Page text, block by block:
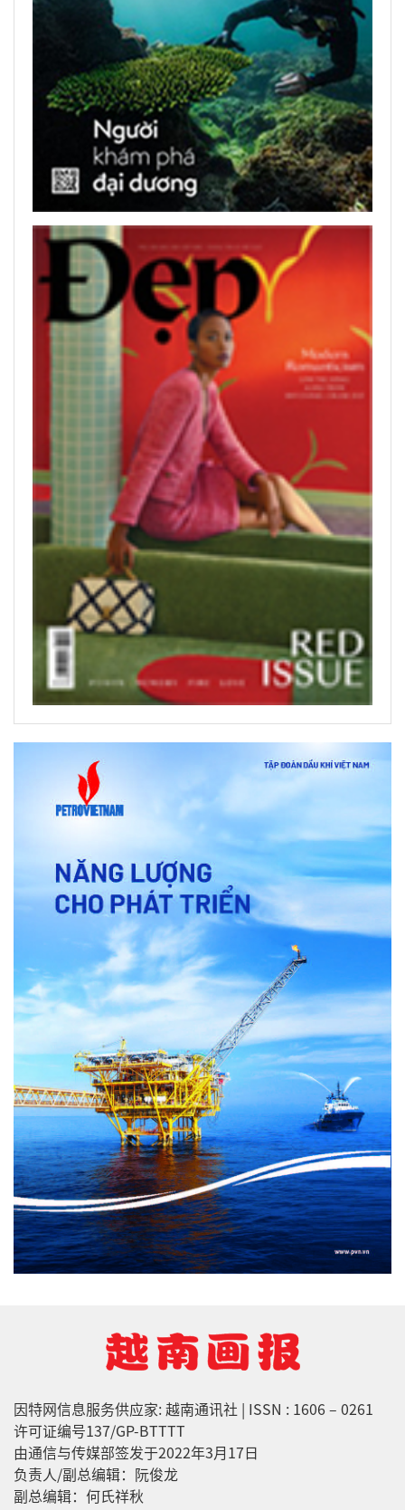
因特网信息服务供应家: 越南通讯社 | ISSN : 1606 – 0261
许可证编号137/GP-BTTTT
由通信与传媒部签发于2022年3月17日
负责人/副总编辑：阮俊龙
副总编辑：何氏祥秋